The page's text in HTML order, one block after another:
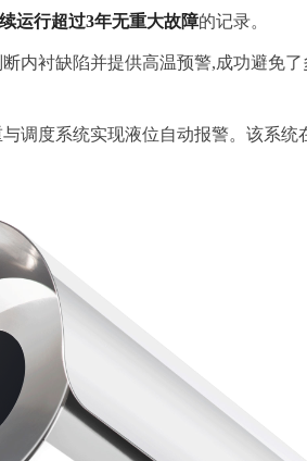
运行超过3年无重大故障的记录。
内衬缺陷并提供高温预警,成功避免
调度系统实现液位自动报警。该系